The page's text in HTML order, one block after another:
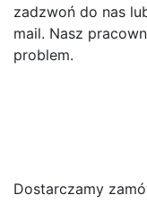
zadzwoń do nas
mail. Nasz
problem.
Dostarczamy